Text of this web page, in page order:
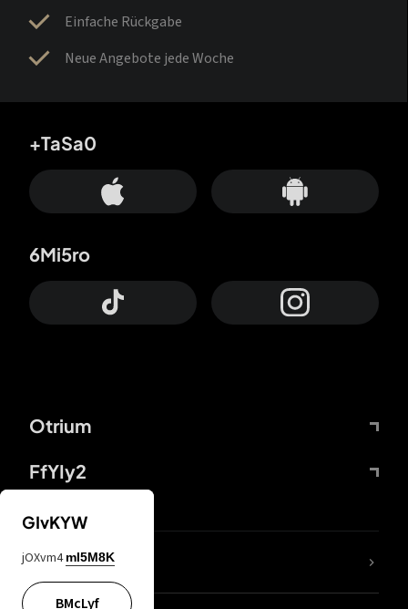
Einfache Rückgabe
Neue Angebote jede Woche
Otrium
FfYIy2
+TaSa0
6Mi5ro
DDcvSo
GIvKYW
jOXvm4 mI5M8K
BMcLyf